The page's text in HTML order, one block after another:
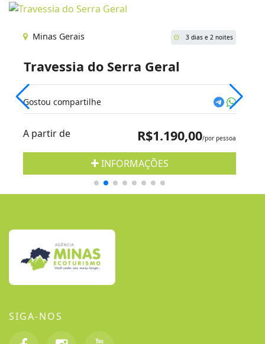
Minas Gerais 3 dias e 2 noites
Travessia do Serra Geral
Gostou compartilhe
A partir de R$1.190,00/por pessoa
INFORMAÇÕES
SIGA-NOS